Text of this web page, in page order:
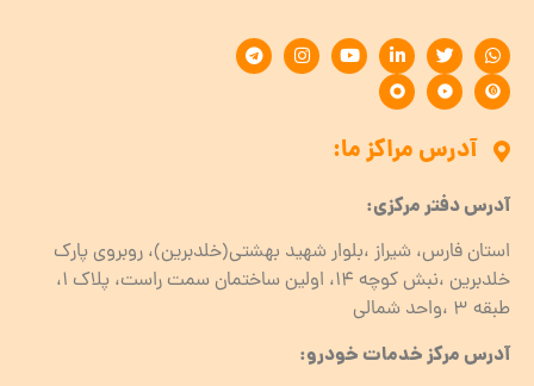
آدرس مراکز ما:
آدرس دفتر مرکزی:
استان فارس، شیراز ،بلوار شهید بهشتی(خلدبرین)، روبروی پارک
خلدبرین ،نبش کوچه ۱۴، اولین ساختمان سمت راست، پلاک 1،
طبقه ۳ ،واحد شمالی
آدرس مرکز خدمات خودرو: